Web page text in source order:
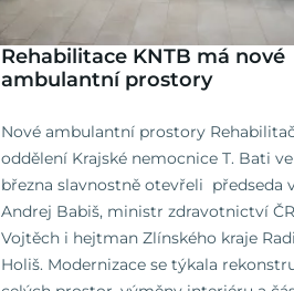
Rehabilitace KNTB má nové
ambulantní prostory
Nové ambulantní prostory
oddělení Krajské nemocnice T. Bati ve
března slavnostně otevřeli předseda
Andrej Babiš, ministr zdravotnictví
Vojtěch i hejtman Zlínského kraje
Holiš. Modernizace se týkala